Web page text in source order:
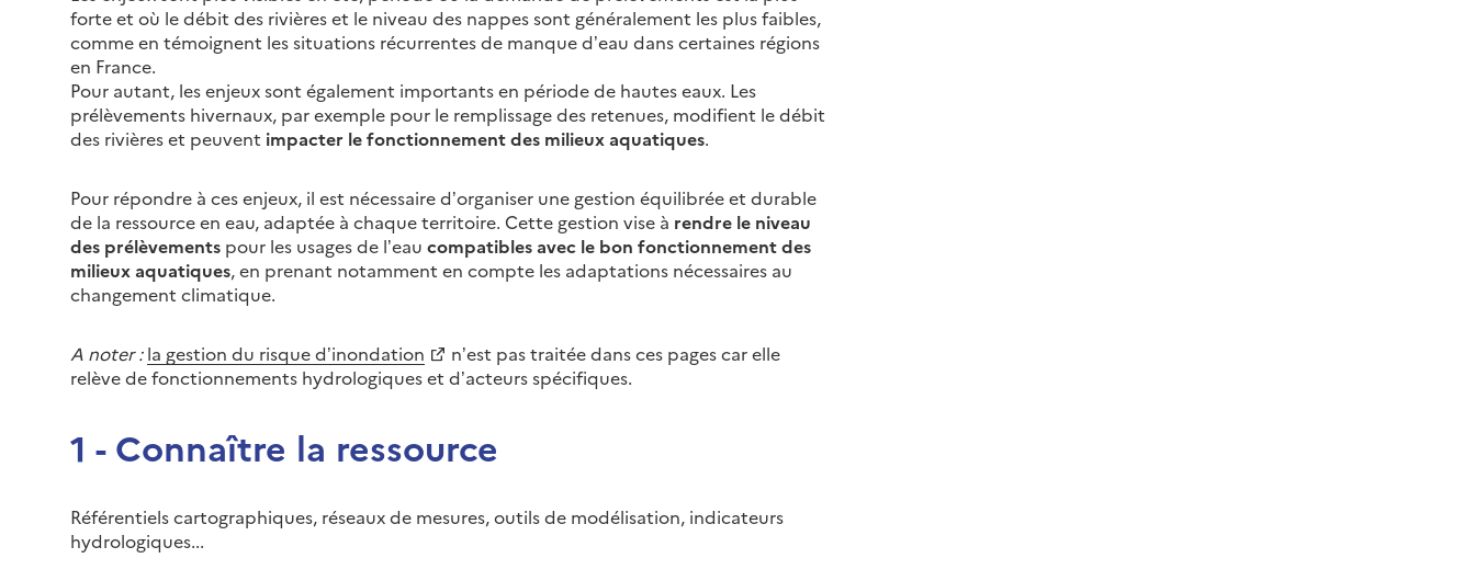
forte et où le débit des rivières et le niveau des nappes sont généralement les plus faibles,
comme en témoignent les situations récurrentes de manque d’eau dans certaines régions
en France.
Pour autant, les enjeux sont également importants en période de hautes eaux. Les
prélèvements hivernaux, par exemple pour le remplissage des retenues, modifient le débit
des rivières et peuvent impacter le fonctionnement des milieux aquatiques.
Pour répondre à ces enjeux, il est nécessaire d’organiser une gestion équilibrée et durable
de la ressource en eau, adaptée à chaque territoire. Cette gestion vise à rendre le niveau
des prélèvements pour les usages de l’eau compatibles avec le bon fonctionnement des
milieux aquatiques, en prenant notamment en compte les adaptations nécessaires au
changement climatique.
A noter : la gestion du risque d’inondation
n’est pas traitée dans ces pages car elle
relève de fonctionnements hydrologiques et d’acteurs spécifiques.
1 - Connaître la ressource
Référentiels cartographiques, réseaux de mesures, outils de modélisation, indicateurs
hydrologiques...